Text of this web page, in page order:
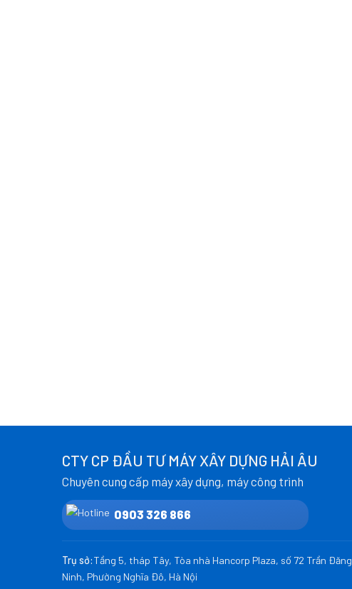
CTY CP ĐẦU TƯ MÁY XÂY DỰNG HẢI ÂU
Chuyên cung cấp máy xây dựng, máy công trình
0903 326 866
Trụ sở:Tầng 5, tháp Tây, Tòa nhà Hancorp Plaza, số 72 Trần Đăng
Ninh, Phường Nghĩa Đô, Hà Nội